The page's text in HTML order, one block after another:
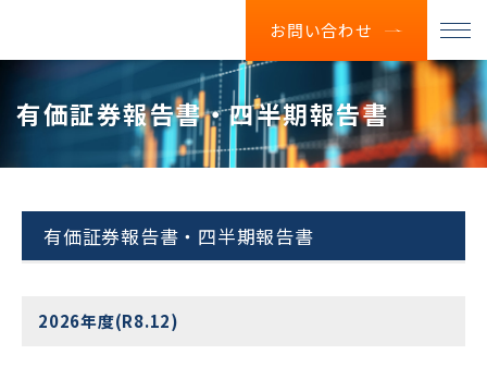
お問い合わせ
有価証券報告書・四半期報告書
有価証券報告書・四半期報告書
2026年度(R8.12)